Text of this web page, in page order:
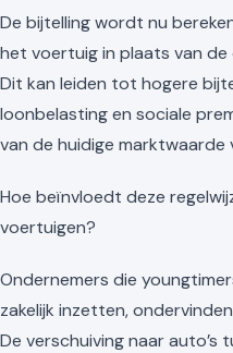
De bijtelling wordt nu
het voertuig in plaats van
Dit kan leiden tot hogere
loonbelasting en sociale
van de huidige marktwaarde
Hoe beïnvloedt deze
voertuigen?
Ondernemers die
zakelijk inzetten,
De verschuiving naar auto’s